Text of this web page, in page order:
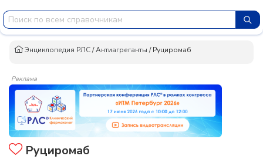
Энциклопедия РЛС/Антиагреганты /Руциромаб
Реклама
Руциромаб